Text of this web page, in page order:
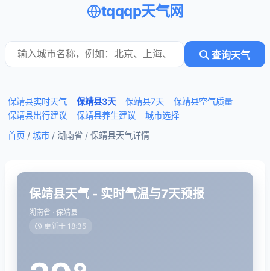
tqqqp天气网
查询天气
保靖县实时天气 保靖县3天 保靖县7天
保靖县空气质量
保靖县出行建议
保靖县养生建议
城市选择
首页 / 城市 / 湖南省 / 保靖县天气详情
保靖县天气 - 实时气温与7天预报
湖南省 · 保靖县
更新于 18:35